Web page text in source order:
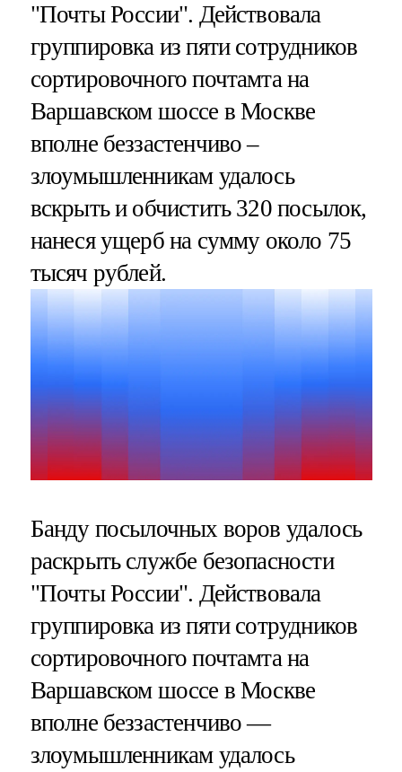
"Почты России". Действовала
группировка из пяти сотрудников
сортировочного почтамта на
Варшавском шоссе в Москве
вполне беззастенчиво –
злоумышленникам удалось
вскрыть и обчистить 320 посылок,
нанеся ущерб на сумму около 75
тысяч рублей.
Банду посылочных воров удалось
раскрыть службе безопасности
"Почты России". Действовала
группировка из пяти сотрудников
сортировочного почтамта на
Варшавском шоссе в Москве
вполне беззастенчиво —
злоумышленникам удалось